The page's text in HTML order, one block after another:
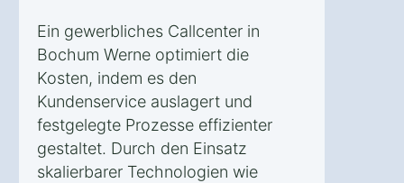
Ein gewerbliches Callcenter in
Bochum Werne optimiert die
Kosten, indem es den
Kundenservice auslagert und
festgelegte Prozesse effizienter
gestaltet. Durch den Einsatz
skalierbarer Technologien wie